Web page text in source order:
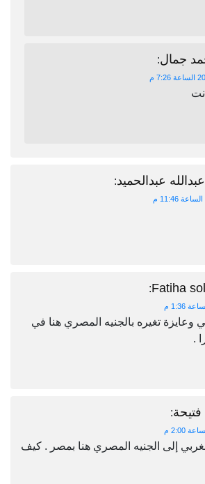
جمال:
عبدالحميد:
Fatiha
:
وعايزة تغيره بالجنيه المصري هنا في
.
فتيحة:
إلى الجنيه المصري هنا بمصر . كيف